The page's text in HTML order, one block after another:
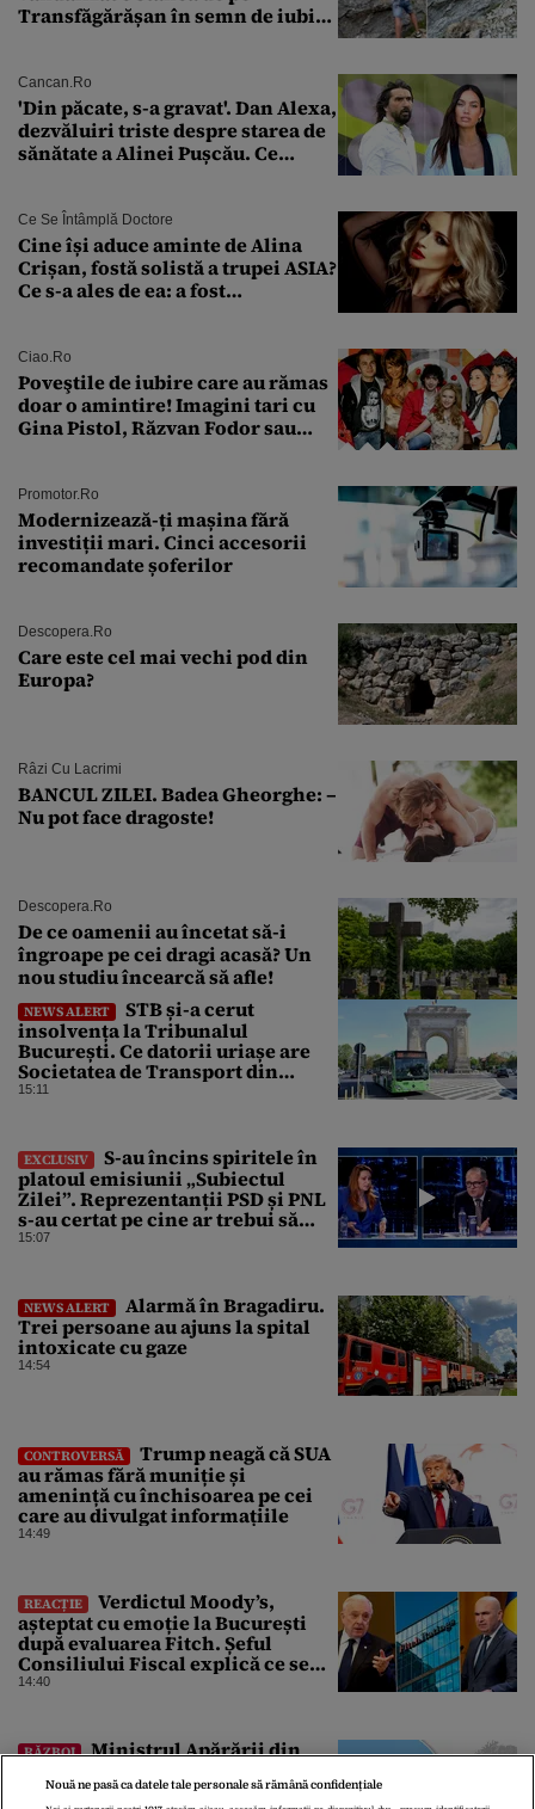
Transfăgărășan în semn de iubire
Cancan.ro
'Din păcate, s-a gravat'. Dan Alexa,
dezvăluiri triste despre starea de
sănătate a Alinei Pușcău. Ce
Ce Se Întâmplă Doctore
Cine își aduce aminte de Alina
Crișan, fostă solistă a trupei ASIA?
Ce s-a ales de ea: a fost
Ciao.ro
Poveştile de iubire care au rămas
doar o amintire! Imagini tari cu
Gina Pistol, Răzvan Fodor sau
Promotor.ro
Modernizează-ți mașina fără
investiții mari. Cinci accesorii
recomandate șoferilor
Descopera.ro
Care este cel mai vechi pod din
Europa?
Râzi Cu Lacrimi
BANCUL ZILEI. Badea Gheorghe: –
Nu pot face dragoste!
Descopera.ro
De ce oamenii au încetat să-i
îngroape pe cei dragi acasă? Un
nou studiu încearcă să afle!
NEWS ALERT
STB și-a cerut
insolvența la Tribunalul
București. Ce datorii uriașe are
Societatea de Transport din
București
15:11
EXCLUSIV
S-au încins spiritele în
platoul emisiunii „Subiectul
Zilei”. Reprezentanții PSD și PNL
s-au certat pe cine ar trebui să
renegocieze jaloanele PNRR
15:07
NEWS ALERT
Alarmă în Bragadiru.
Trei persoane au ajuns la spital
intoxicate cu gaze
14:54
CONTROVERSĂ
Trump neagă că SUA
au rămas fără muniție și
amenință cu închisoarea pe cei
care au divulgat informațiile
14:49
REACȚIE
Verdictul Moody’s,
așteptat cu emoție la București
după evaluarea Fitch. Șeful
Consiliului Fiscal explică ce se
poate întâmpla cu ratingul
14:40
RĂZBOI
Ministrul Apărării din
putea lansa un atac sub „steag
Nouă ne pasă ca datele tale personale să rămână confidențiale